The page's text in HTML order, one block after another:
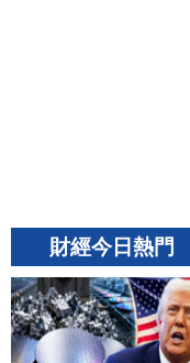
財經今日熱門